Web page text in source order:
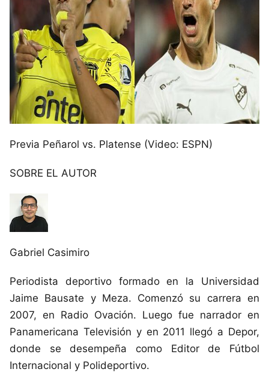
Previa Peñarol vs. Platense (Video: ESPN)
SOBRE EL AUTOR
Gabriel Casimiro
Periodista deportivo formado en la Universidad
Jaime Bausate y Meza. Comenzó su carrera en
2007, en Radio Ovación. Luego fue narrador en
Panamericana Televisión y en 2011 llegó a Depor,
donde se desempeña como Editor de Fútbol
Internacional y Polideportivo.